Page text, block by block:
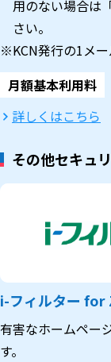
用のない場合は
さい。
※KCN発行の1メー
月額基本利用料
詳しくはこちら
その他セキュ
i-フィルター for
有害なホームペー
す。